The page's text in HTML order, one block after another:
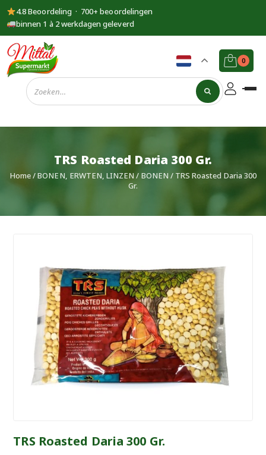
4.8 Beoordeling · 700+ beoordelingen
binnen 1 à 2 werkdagen geleverd
Supermarkt
Mittal
0
TRS Roasted Daria 300 Gr.
Home/BONEN, ERWTEN, LINZEN/ BONEN / TRS Roasted Daria 300
Gr.
TRS Roasted Daria 300 Gr.